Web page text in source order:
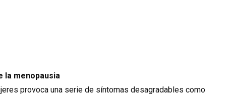
la menopausia
provoca una serie de síntomas desagradables como